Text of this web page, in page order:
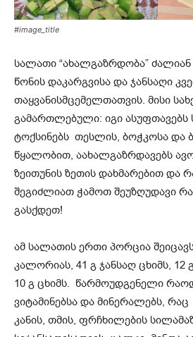
#image_title
სალათი “ახალგაზრდობა”
წონის დაკარგვისა და ჯანსაღი
თაყვანისმცემელთათვის. მისი
გამართლებული: იგი ასუფთავებს
ტოქსინებს თესლის, ბოჭკოსა და
წყალობით, აახალგაზრდავებს
ზეითუნის ზეთის დახმარებით და
შეგიძლიათ ჭამოთ შეუზღუდავი
გასქდეთ!
ამ სალათის ერთი პორცია
კალორიას, 41 გ ჯანსაღ ცხიმს, 12
10 გ ცხიმს. წარმოუდგენელი
ვიტამინებსა და მინერალებს,
კანის, თმის, ფრჩხილების